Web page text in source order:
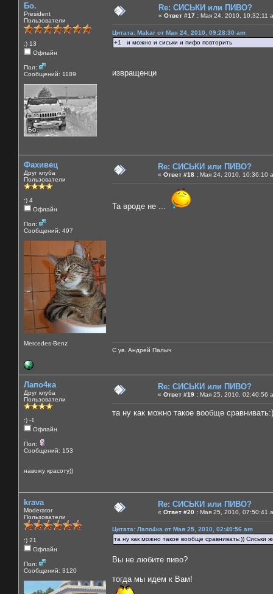
Бо.
President
Пользователи
:) 13
Офлайн
Пол:
Сообщений: 1189
Re: СИСЬКИ или ПИВО?
« Ответ #17 : Мая 24, 2010, 10:32:11
Цитата: Makar от Мая 24, 2010, 09:28:30 am
+1 и можно и сиськи и пифо повторить
извращенци
Фахивец
Друг клуба
Пользователи
:) 4
Офлайн
Пол:
Сообщений: 497
Mercedes-Benz
Re: СИСЬКИ или ПИВО?
« Ответ #18 : Мая 24, 2010, 10:36:10
Та вроде не ...
С ув. Андрей Палыч
Лапо4ка
Друг клуба
Пользователи
:) -1
Офлайн
Пол:
Сообщений: 153
навожу красоту))
Re: СИСЬКИ или ПИВО?
« Ответ #19 : Мая 25, 2010, 02:40:56
та ну как можно такое вообще
krava
Moderator
Пользователи
:) 21
Офлайн
Пол:
Сообщений: 3120
Re: СИСЬКИ или ПИВО?
« Ответ #20 : Мая 25, 2010, 07:50:41
Цитата: Лапо4ка от Мая 25, 2010, 02:40:56 am
та ну как можно такое вообще сравнивать:)) Сиськи
Вы не любите пиво?
тогда мы идем к Вам!